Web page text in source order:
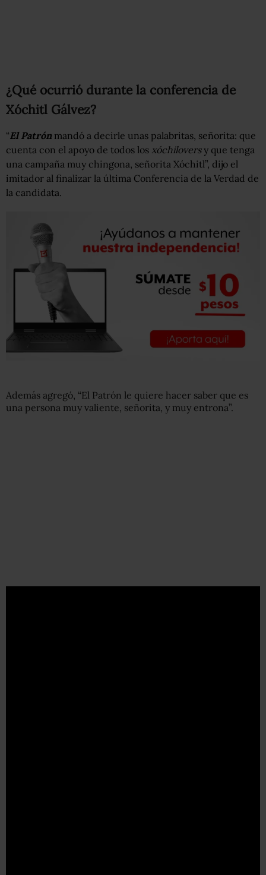
¿Qué ocurrió durante la conferencia de
Xóchitl Gálvez?
“El Patrón mandó a decirle unas palabritas, señorita: que
cuenta con el apoyo de todos los xóchiloversy que tenga
una campaña muy chingona, señorita Xóchitl”, dijo el
imitador al finalizar la última Conferencia de la Verdad de
la candidata.
Además agregó, “El Patrón le quiere hacer saber que es
una persona muy valiente, señorita, y muy entrona”.